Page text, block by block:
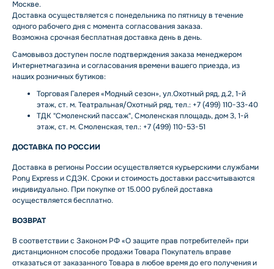
Москве.
Доставка осуществляется с понедельника по пятницу в течение
одного рабочего дня с момента согласования заказа.
Возможна срочная бесплатная доставка день в день.
Самовывоз доступен после подтверждения заказа менеджером
Интернетмагазина и согласования времени вашего приезда, из
наших розничных бутиков:
Торговая Галерея «Модный сезон», ул.Охотный ряд, д.2, 1-й
этаж, ст. м. Театральная/Охотный ряд, тел.: +7 (499) 110-33-40
ТДК "Смоленский пассаж", Смоленская площадь, дом 3, 1-й
этаж, ст. м. Смоленская, тел.: +7 (499) 110-53-51
ДОСТАВКА ПО РОССИИ
Доставка в регионы России осуществляется курьерскими службами
Pony Express и СДЭК. Сроки и стоимость доставки рассчитываются
индивидуально. При покупке от 15.000 рублей доставка
осуществляется бесплатно.
ВОЗВРАТ
В соответствии с Законом РФ «О защите прав потребителей» при
дистанционном способе продажи Товара Покупатель вправе
отказаться от заказанного Товара в любое время до его получения и